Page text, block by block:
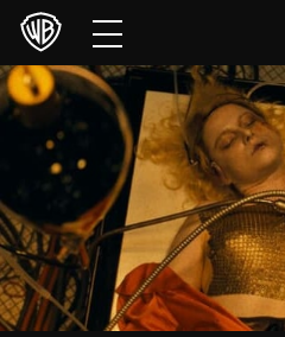
Películas
Series
Juegos y Aplicaciones
Franquicias
Colecciones